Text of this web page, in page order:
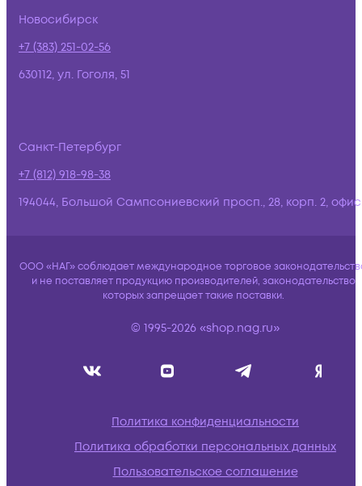
Новосибирск
+7 (383) 251-02-56
630112, ул. Гоголя, 51
Санкт-Петербург
+7 (812) 918-98-38
194044, Большой Сампсониевский просп., 28, корп. 2,
ООО «НАГ» соблюдает международное торговое
и не поставляет продукцию производителей, законодательство
которых запрещает такие поставки.
© 1995-2026 «shop.nag.ru»
Политика конфиденциальности
Политика обработки персональных данных
Пользовательское соглашение